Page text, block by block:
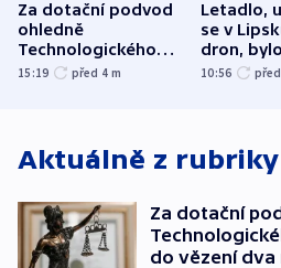
Za dotační podvod
ohledně
Technologického
parku poslal soud
15:19 před 4 m
Letadlo,
se v
dron,
municí,
10:56
Aktuálně z rubriky
Za dotační
do vězení dva